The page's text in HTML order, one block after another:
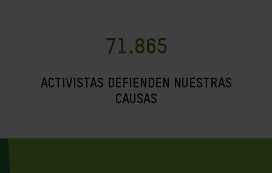
71.865
ACTIVISTAS DEFIENDEN NUESTRAS
CAUSAS